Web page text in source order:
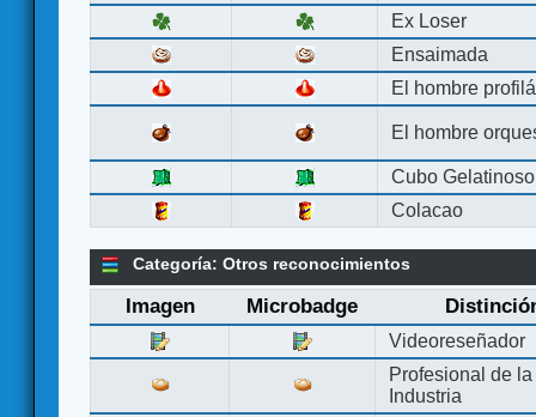
Ex Loser
Ensaimada
El hombre
El hombre
Cubo Gelatinoso
Colacao
Categoría: Otros reconocimientos
Imagen Microbadge
Videoreseñador
Profesional de la
Industria